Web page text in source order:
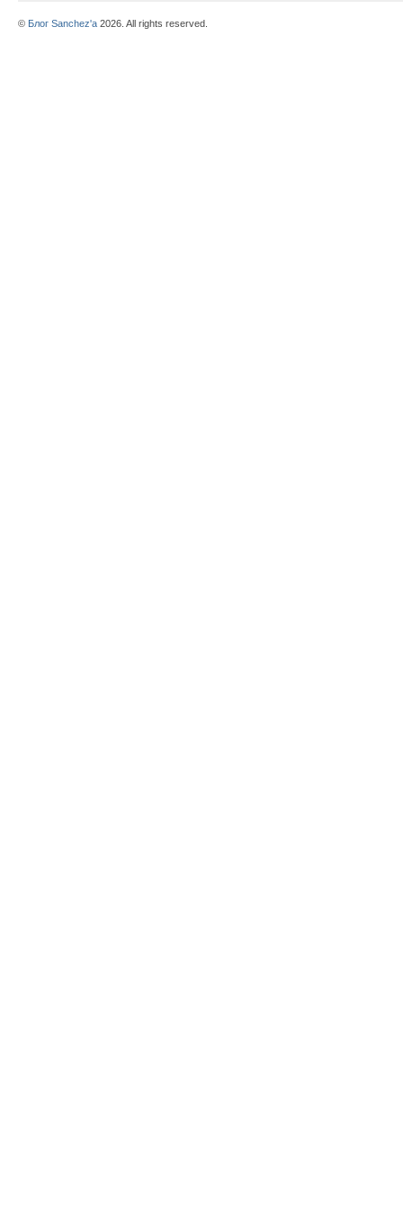
© Блог Sanchez'a 2026. All rights reserved.